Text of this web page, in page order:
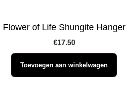
Flower of Life Shungite Hanger
€17.50
Toevoegen aan winkelwagen